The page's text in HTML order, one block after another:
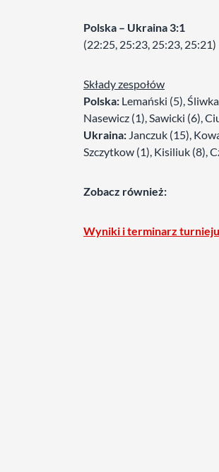
Polska – Ukraina 3:1
(22:25, 25:23, 25:23, 25:21)
Składy zespołów
Polska: Lemański (5),
Nasewicz (1), Sawicki (6),
Ukraina: Janczuk (15),
Szczytkow (1), Kisiliuk (8),
Zobacz również:
Wyniki i terminarz